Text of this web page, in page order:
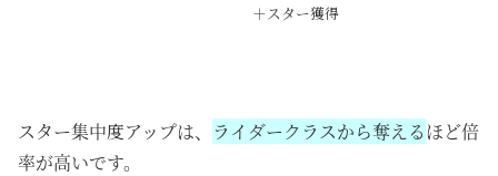
＋スター獲得
スター集中度アップは、 ライダークラスから奪えるほど倍
率が高いです。